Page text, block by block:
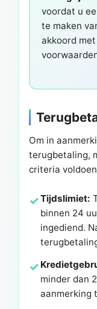
voordat u
te maken
akkoord
Om in
terugbetaling,
criteria
Tijdslimiet:
binnen 24
ingediend.
minder dan
aanmerking